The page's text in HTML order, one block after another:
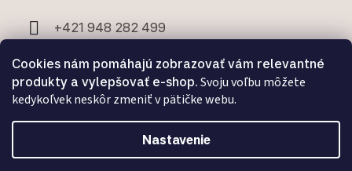
Cookies nám pomáhajú zobrazovať vám relevantné
produkty a vylepšovať e-shop. Svoju voľbu môžete
kedykoľvek neskôr zmeniť v pätičke webu.
Nastavenie
+421 948 282 499
+421 907 706 329